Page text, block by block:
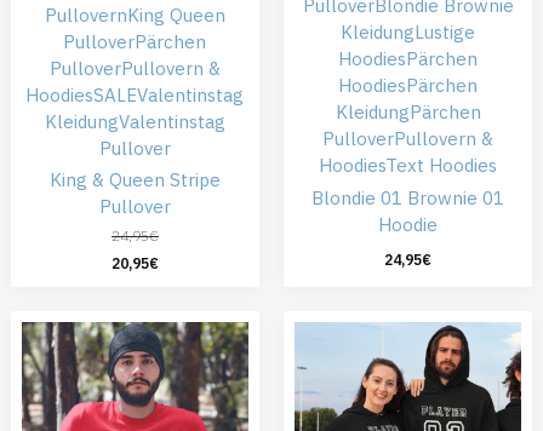
PullovernKing Queen
PulloverPärchen
PulloverPullovern &
HoodiesSALEValentinstag
KleidungValentinstag
Pullover
King & Queen Stripe
Pullover
24,95€
20,95€
PulloverBlondie Brownie
KleidungLustige
HoodiesPärchen
HoodiesPärchen
KleidungPärchen
PulloverPullovern &
HoodiesText Hoodies
Blondie 01 Brownie 01
Hoodie
24,95€